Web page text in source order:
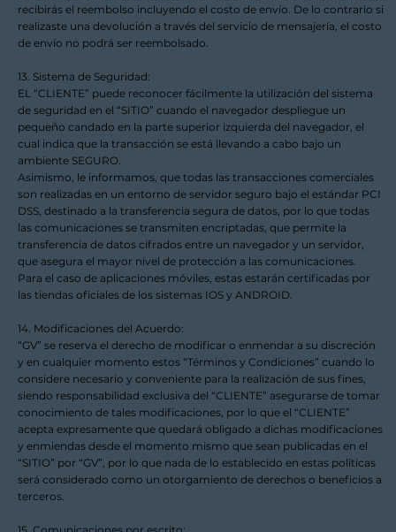
recibirás el reembolso incluyendo el costo de envío. De lo contrario si
realizaste una devolución a través del servicio de mensajería, el costo
de envío no podrá ser reembolsado.
13. Sistema de Seguridad:
EL “CLIENTE” puede reconocer fácilmente la utilización del sistema
de seguridad en el “SITIO” cuando el navegador despliegue un
pequeño candado en la parte superior izquierda del navegador, el
cual indica que la transacción se está llevando a cabo bajo un
ambiente SEGURO.
Asimismo, le informamos, que todas las transacciones comerciales
son realizadas en un entorno de servidor seguro bajo el estándar PCI
DSS, destinado a la transferencia segura de datos, por lo que todas
las comunicaciones se transmiten encriptadas, que permite la
transferencia de datos cifrados entre un navegador y un servidor,
que asegura el mayor nivel de protección a las comunicaciones.
Para el caso de aplicaciones móviles, estas estarán certificadas por
las tiendas oficiales de los sistemas IOS y ANDROID.
14. Modificaciones del Acuerdo:
“GV” se reserva el derecho de modificar o enmendar a su discreción
y en cualquier momento estos “Términos y Condiciones” cuando lo
considere necesario y conveniente para la realización de sus fines,
siendo responsabilidad exclusiva del “CLIENTE” asegurarse de tomar
conocimiento de tales modificaciones, por lo que el “CLIENTE”
acepta expresamente que quedará obligado a dichas modificaciones
y enmiendas desde el momento mismo que sean publicadas en el
“SITIO” por “GV”, por lo que nada de lo establecido en estas políticas
será considerado como un otorgamiento de derechos o beneficios a
terceros.